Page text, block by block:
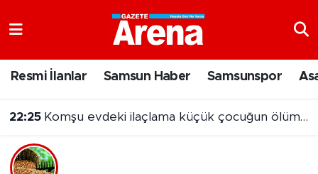
Resmi İlanlar Samsun Haber Samsunspor
22:25 Komşu evdeki ilaçlama küçük çocuğun ölümüne neden oldu
Samsun Namaz Vakitleri
Trafik Durumu